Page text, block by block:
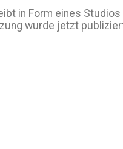
in Form eines Studios
wurde jetzt